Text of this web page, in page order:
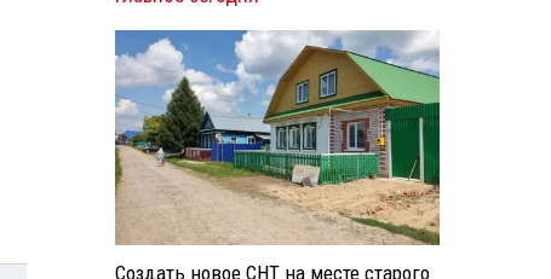
Создать новое СНТ на месте старого